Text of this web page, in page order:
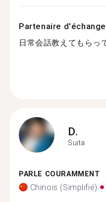
Partenaire
日常会話教えてもらっ
D.
Suita
PARLE COURAMMENT
Chinois (Simplifié)